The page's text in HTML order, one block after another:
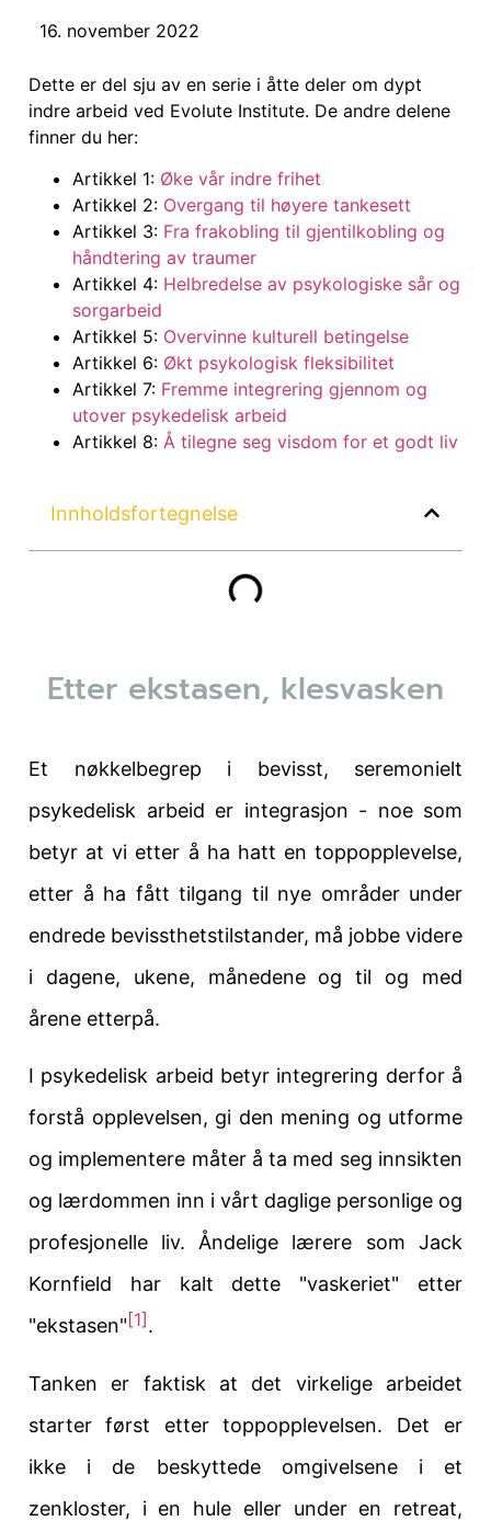
16. november 2022
Dette er del sju av en serie i åtte deler om dypt
indre arbeid ved Evolute Institute. De andre delene
finner du her:
Artikkel 1: Øke vår indre frihet
Artikkel 2: Overgang til høyere tankesett
Artikkel 3: Fra frakobling til gjentilkobling og
håndtering av traumer
Artikkel 4: Helbredelse av psykologiske sår og
sorgarbeid
Artikkel 5: Overvinne kulturell betingelse
Artikkel 6: Økt psykologisk fleksibilitet
Artikkel 7: Fremme integrering gjennom og
utover psykedelisk arbeid
Artikkel 8: Å tilegne seg visdom for et godt liv
Innholdsfortegnelse
Etter ekstasen, klesvasken
Et nøkkelbegrep i bevisst, seremonielt
psykedelisk arbeid er integrasjon - noe som
betyr at vi etter å ha hatt en toppopplevelse,
etter å ha fått tilgang til nye områder under
endrede bevissthetstilstander, må jobbe videre
i dagene, ukene, månedene og til og med
årene etterpå.
I psykedelisk arbeid betyr integrering derfor å
forstå opplevelsen, gi den mening og utforme
og implementere måter å ta med seg innsikten
og lærdommen inn i vårt daglige personlige og
profesjonelle liv. Åndelige lærere som Jack
Kornfield har kalt dette "vaskeriet" etter
"ekstasen" [1] .
Tanken er faktisk at det virkelige arbeidet
starter først etter toppopplevelsen. Det er
ikke i de beskyttede omgivelsene i et
zenkloster, i en hule eller under en retreat,